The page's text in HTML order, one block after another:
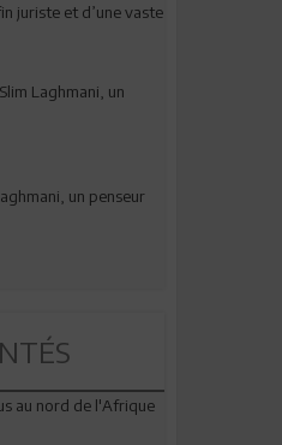
juriste et d’une vaste
Laghmani, un
un penseur
au nord de l'Afrique